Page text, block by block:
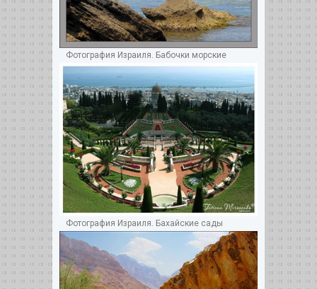
Фотография Израиля. Бабочки морские
Фотография Израиля. Бахайские сады